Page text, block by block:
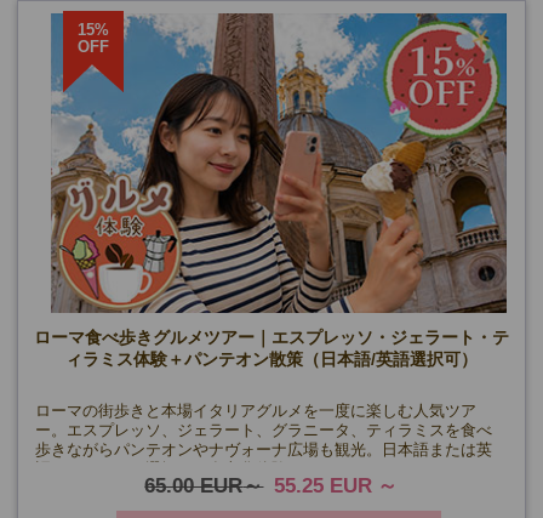
15%
OFF
ローマ食べ歩きグルメツアー｜エスプレッソ・ジェラート・テ
ィラミス体験＋パンテオン散策（日本語/英語選択可）
ローマの街歩きと本場イタリアグルメを一度に楽しむ人気ツア
ー。エスプレッソ、ジェラート、グラニータ、ティラミスを食べ
歩きながらパンテオンやナヴォーナ広場も観光。日本語または英
65.00 EUR 55.25 EUR